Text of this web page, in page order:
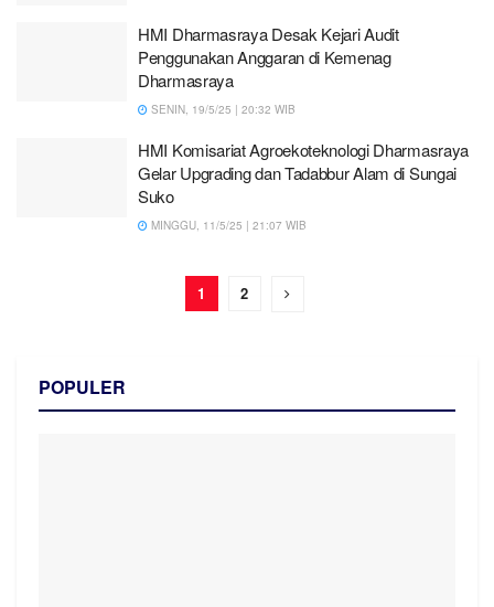
HMI Dharmasraya Desak Kejari Audit
Penggunakan Anggaran di Kemenag
Dharmasraya
SENIN, 19/5/25 | 20:32 WIB
HMI Komisariat Agroekoteknologi Dharmasraya
Gelar Upgrading dan Tadabbur Alam di Sungai
Suko
MINGGU, 11/5/25 | 21:07 WIB
1 2
POPULER